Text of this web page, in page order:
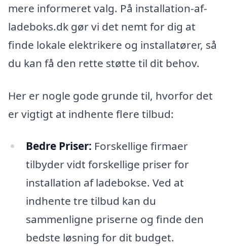
mere informeret valg. På installation-af-
ladeboks.dk gør vi det nemt for dig at
finde lokale elektrikere og installatører, så
du kan få den rette støtte til dit behov.
Her er nogle gode grunde til, hvorfor det
er vigtigt at indhente flere tilbud:
Bedre Priser: Forskellige firmaer
tilbyder vidt forskellige priser for
installation af ladebokse. Ved at
indhente tre tilbud kan du
sammenligne priserne og finde den
bedste løsning for dit budget.